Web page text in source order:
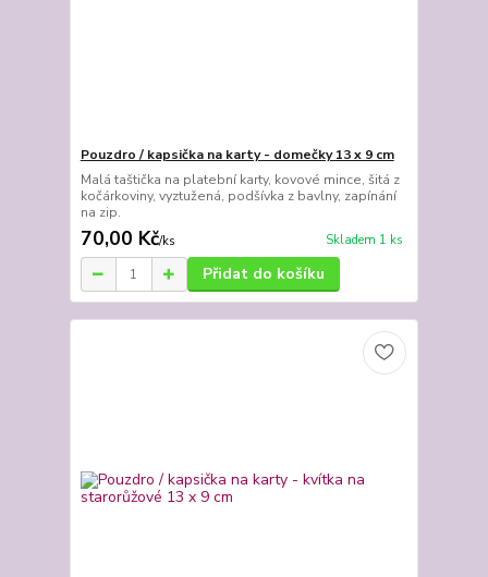
Pouzdro / kapsička na karty - domečky 13 x 9 cm
Malá taštička na platební karty, kovové mince, šitá z
kočárkoviny, vyztužená, podšívka z bavlny, zapínání
na zip.
70,00 Kč/ks Skladem 1 ks
Přidat do košíku